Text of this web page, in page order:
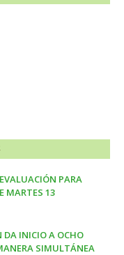
PARA
MARTES 13
DA INICIO A OCHO
SIMULTÁNEA